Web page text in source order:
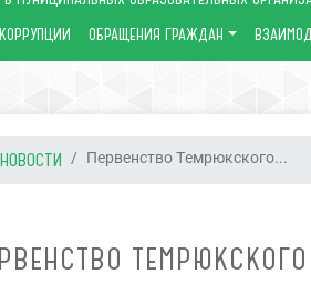
ОБРАЩЕНИЯ ГРАЖДАН
НОВОСТИ Первенство Темрюкского...